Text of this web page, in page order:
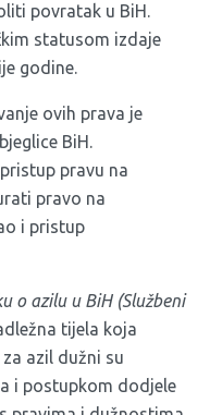
povratak u BiH.
statusom izdaje
godine.
ovih prava je
BiH.
pravu na
pravo na
i pristup
o azilu u BiH (Službeni
tijela koja
azil dužni su
i postupkom dodjele